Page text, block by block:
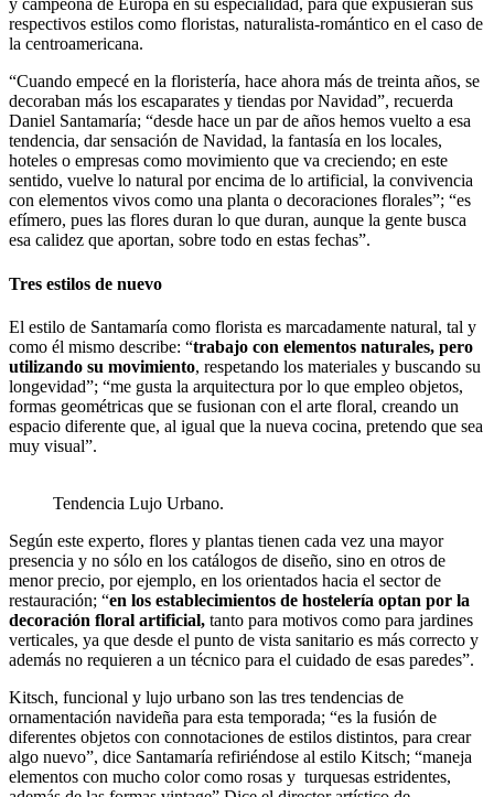
y campeona de Europa en su especialidad, para que expusieran sus
respectivos estilos como floristas, naturalista-romántico en el caso de
la centroamericana.
“Cuando empecé en la floristería, hace ahora más de treinta años, se
decoraban más los escaparates y tiendas por Navidad”, recuerda
Daniel Santamaría; “desde hace un par de años hemos vuelto a esa
tendencia, dar sensación de Navidad, la fantasía en los locales,
hoteles o empresas como movimiento que va creciendo; en este
sentido, vuelve lo natural por encima de lo artificial, la convivencia
con elementos vivos como una planta o decoraciones florales”; “es
efímero, pues las flores duran lo que duran, aunque la gente busca
esa calidez que aportan, sobre todo en estas fechas”.
Tres estilos de nuevo
El estilo de Santamaría como florista es marcadamente natural, tal y
como él mismo describe: “trabajo con elementos naturales, pero
utilizando su movimiento, respetando los materiales y buscando su
longevidad”; “me gusta la arquitectura por lo que empleo objetos,
formas geométricas que se fusionan con el arte floral, creando un
espacio diferente que, al igual que la nueva cocina, pretendo que sea
muy visual”.
Tendencia Lujo Urbano.
Según este experto, flores y plantas tienen cada vez una mayor
presencia y no sólo en los catálogos de diseño, sino en otros de
menor precio, por ejemplo, en los orientados hacia el sector de
restauración; “en los establecimientos de hostelería optan por la
decoración floral artificial, tanto para motivos como para jardines
verticales, ya que desde el punto de vista sanitario es más correcto y
además no requieren a un técnico para el cuidado de esas paredes”.
Kitsch, funcional y lujo urbano son las tres tendencias de
ornamentación navideña para esta temporada; “es la fusión de
diferentes objetos con connotaciones de estilos distintos, para crear
algo nuevo”, dice Santamaría refiriéndose al estilo Kitsch; “maneja
elementos con mucho color como rosas y turquesas estridentes,